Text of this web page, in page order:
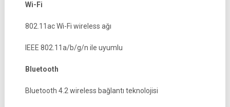
Wi-Fi
802.11ac Wi-Fi wireless ağı
IEEE 802.11a/b/g/n ile uyumlu
Bluetooth
Bluetooth 4.2 wireless bağlantı teknolojisi